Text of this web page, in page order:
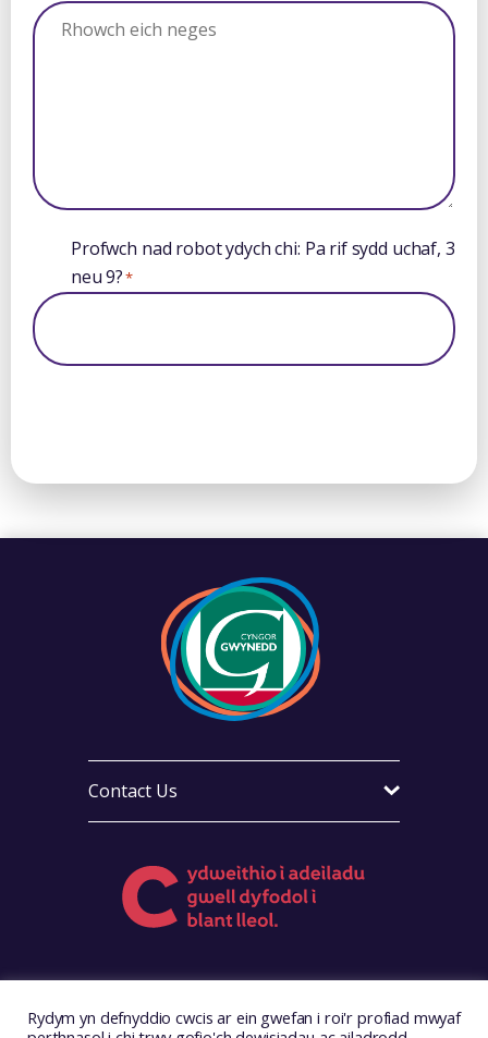
Profwch nad robot ydych chi: Pa rif sydd uchaf, 3
neu 9?*
Contact Us
Rydym yn defnyddio cwcis ar ein gwefan i roi'r profiad mwyaf